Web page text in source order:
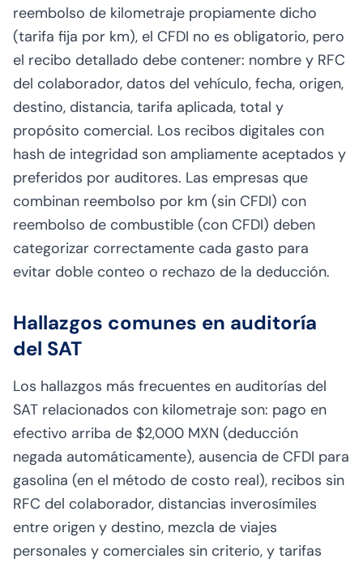
reembolso de kilometraje propiamente dicho
(tarifa fija por km), el CFDI no es obligatorio, pero
el recibo detallado debe contener: nombre y RFC
del colaborador, datos del vehículo, fecha, origen,
destino, distancia, tarifa aplicada, total y
propósito comercial. Los recibos digitales con
hash de integridad son ampliamente aceptados y
preferidos por auditores. Las empresas que
combinan reembolso por km (sin CFDI) con
reembolso de combustible (con CFDI) deben
categorizar correctamente cada gasto para
evitar doble conteo o rechazo de la deducción.
Hallazgos comunes en auditoría
del SAT
Los hallazgos más frecuentes en auditorías del
SAT relacionados con kilometraje son: pago en
efectivo arriba de $2,000 MXN (deducción
negada automáticamente), ausencia de CFDI para
gasolina (en el método de costo real), recibos sin
RFC del colaborador, distancias inverosímiles
entre origen y destino, mezcla de viajes
personales y comerciales sin criterio, y tarifas